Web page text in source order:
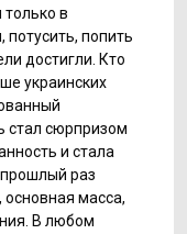
только в
попить
достигли. Кто
украинских
стал сюрпризом
и стала
раз
основная масса,
В любом